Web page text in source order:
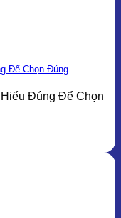
Để Chọn Đúng
Đúng Để Chọn